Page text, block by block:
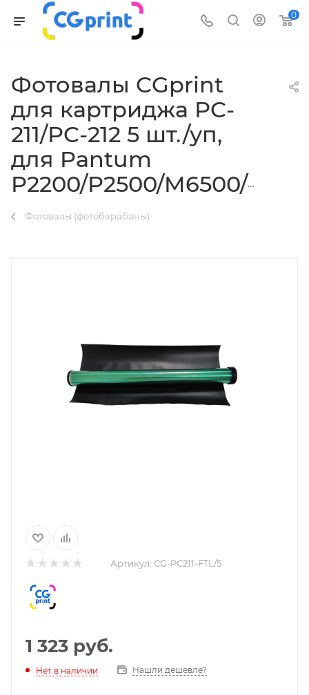
0
Фотовалы CGprint
для картриджа PC-
211/PC-212 5 шт./уп,
для Pantum
P2200/P2500/M6500/M6550
Фотовалы (фотобарабаны)
Артикул: CG-PC211-FTL/5
1 323 руб.
Нет в наличии Нашли дешевле?